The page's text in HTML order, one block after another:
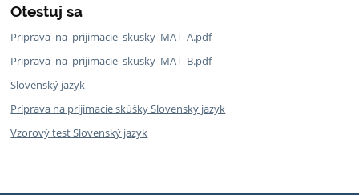
Otestuj
sa
Otestuj sa
Priprava_na_prijimacie_skusky_MAT_A.pdf
Priprava_na_prijimacie_skusky_MAT_B.pdf
Slovenský jazyk
Príprava na príjímacie skúšky Slovenský jazyk
Vzorový test Slovenský jazyk